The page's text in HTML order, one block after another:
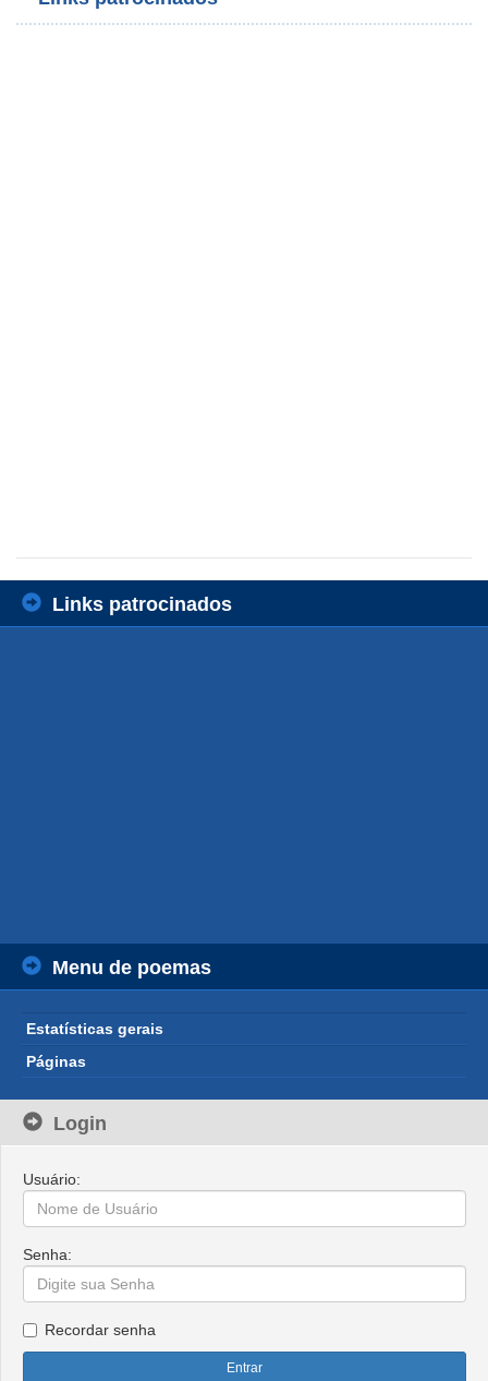
Links patrocinados
Menu de poemas
Estatísticas gerais
Páginas
Login
Usuário:
Senha:
Recordar senha